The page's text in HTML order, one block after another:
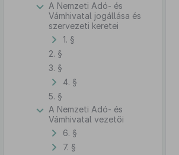
A Nemzeti Adó- és
Vámhivatal jogállása és
szervezeti keretei
1. §
2. §
3. §
4. §
5. §
A Nemzeti Adó- és
Vámhivatal vezetői
6. §
7. §